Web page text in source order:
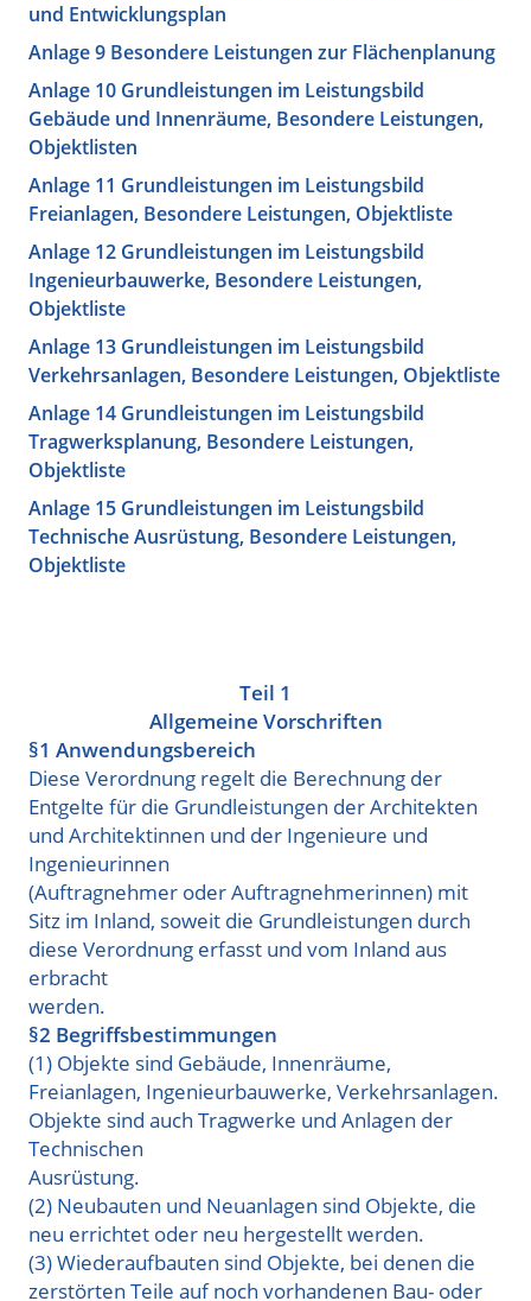
und Entwicklungsplan
Anlage 9 Besondere Leistungen zur Flächenplanung
Anlage 10 Grundleistungen im Leistungsbild
Gebäude und Innenräume, Besondere Leistungen,
Objektlisten
Anlage 11 Grundleistungen im Leistungsbild
Freianlagen, Besondere Leistungen, Objektliste
Anlage 12 Grundleistungen im Leistungsbild
Ingenieurbauwerke, Besondere Leistungen,
Objektliste
Anlage 13 Grundleistungen im Leistungsbild
Verkehrsanlagen, Besondere Leistungen, Objektliste
Anlage 14 Grundleistungen im Leistungsbild
Tragwerksplanung, Besondere Leistungen,
Objektliste
Anlage 15 Grundleistungen im Leistungsbild
Technische Ausrüstung, Besondere Leistungen,
Objektliste
Teil 1
Allgemeine Vorschriften
§1 Anwendungsbereich
Diese Verordnung regelt die Berechnung der
Entgelte für die Grundleistungen der Architekten
und Architektinnen und der Ingenieure und
Ingenieurinnen
(Auftragnehmer oder Auftragnehmerinnen) mit
Sitz im Inland, soweit die Grundleistungen durch
diese Verordnung erfasst und vom Inland aus
erbracht
werden.
§2 Begriffsbestimmungen
(1) Objekte sind Gebäude, Innenräume,
Freianlagen, Ingenieurbauwerke, Verkehrsanlagen.
Objekte sind auch Tragwerke und Anlagen der
Technischen
Ausrüstung.
(2) Neubauten und Neuanlagen sind Objekte, die
neu errichtet oder neu hergestellt werden.
(3) Wiederaufbauten sind Objekte, bei denen die
zerstörten Teile auf noch vorhandenen Bau- oder